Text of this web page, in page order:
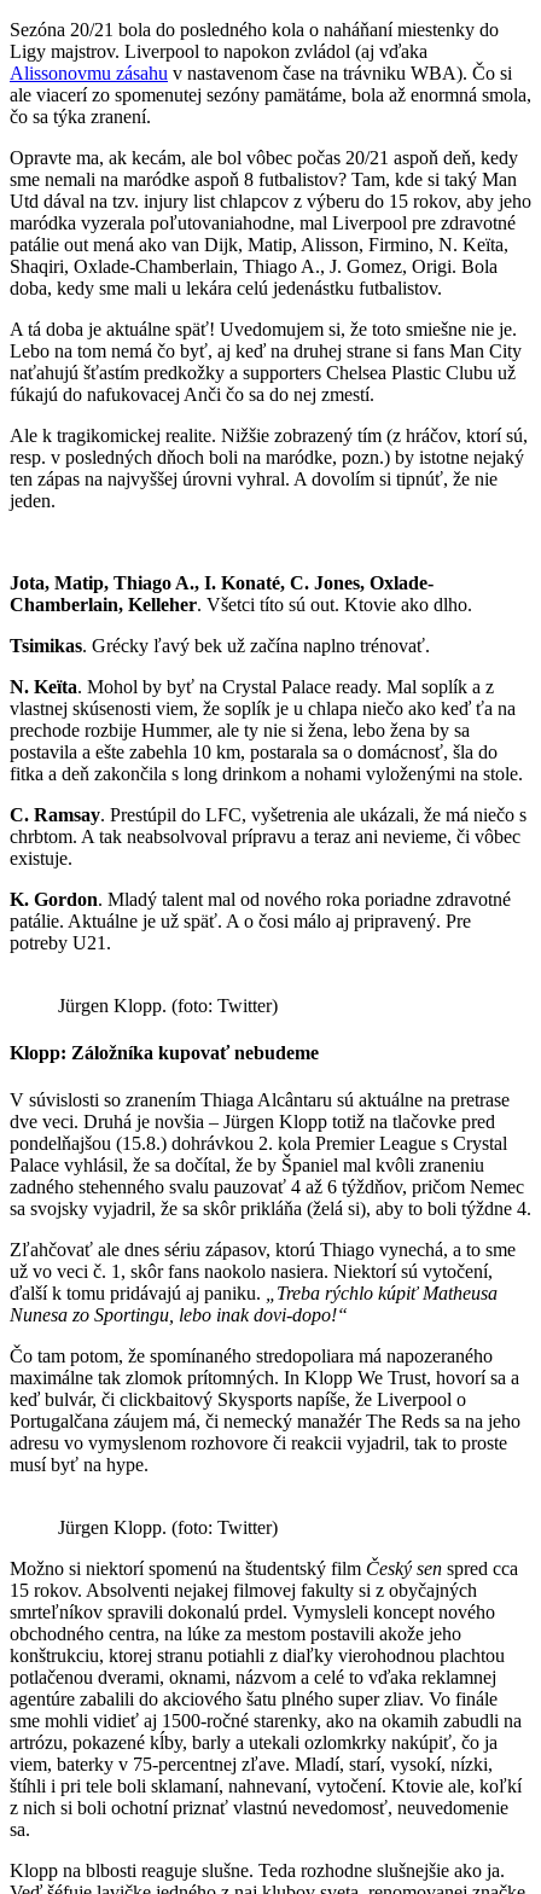
Sezóna 20/21 bola do posledného kola o naháňaní miestenky do
Ligy majstrov. Liverpool to napokon zvládol (aj vďaka
Alissonovmu zásahu v nastavenom čase na trávniku WBA). Čo si
ale viacerí zo spomenutej sezóny pamätáme, bola až enormná smola,
čo sa týka zranení.
Opravte ma, ak kecám, ale bol vôbec počas 20/21 aspoň deň, kedy
sme nemali na maródke aspoň 8 futbalistov? Tam, kde si taký Man
Utd dával na tzv. injury list chlapcov z výberu do 15 rokov, aby jeho
maródka vyzerala poľutovaniahodne, mal Liverpool pre zdravotné
patálie out mená ako van Dijk, Matip, Alisson, Firmino, N. Keïta,
Shaqiri, Oxlade-Chamberlain, Thiago A., J. Gomez, Origi. Bola
doba, kedy sme mali u lekára celú jedenástku futbalistov.
A tá doba je aktuálne späť! Uvedomujem si, že toto smiešne nie je.
Lebo na tom nemá čo byť, aj keď na druhej strane si fans Man City
naťahujú šťastím predkožky a supporters Chelsea Plastic Clubu už
fúkajú do nafukovacej Anči čo sa do nej zmestí.
Ale k tragikomickej realite. Nižšie zobrazený tím (z hráčov, ktorí sú,
resp. v posledných dňoch boli na maródke, pozn.) by istotne nejaký
ten zápas na najvyššej úrovni vyhral. A dovolím si tipnúť, že nie
jeden.
Jota, Matip, Thiago A., I. Konaté, C. Jones, Oxlade-
Chamberlain, Kelleher. Všetci títo sú out. Ktovie ako dlho.
Tsimikas. Grécky ľavý bek už začína naplno trénovať.
N. Keïta. Mohol by byť na Crystal Palace ready. Mal soplík a z
vlastnej skúsenosti viem, že soplík je u chlapa niečo ako keď ťa na
prechode rozbije Hummer, ale ty nie si žena, lebo žena by sa
postavila a ešte zabehla 10 km, postarala sa o domácnosť, šla do
fitka a deň zakončila s long drinkom a nohami vyloženými na stole.
C. Ramsay. Prestúpil do LFC, vyšetrenia ale ukázali, že má niečo s
chrbtom. A tak neabsolvoval prípravu a teraz ani nevieme, či vôbec
existuje.
K. Gordon. Mladý talent mal od nového roka poriadne zdravotné
patálie. Aktuálne je už späť. A o čosi málo aj pripravený. Pre
potreby U21.
Jürgen Klopp. (foto: Twitter)
Klopp: Záložníka kupovať nebudeme
V súvislosti so zranením Thiaga Alcântaru sú aktuálne na pretrase
dve veci. Druhá je novšia – Jürgen Klopp totiž na tlačovke pred
pondelňajšou (15.8.) dohrávkou 2. kola Premier League s Crystal
Palace vyhlásil, že sa dočítal, že by Španiel mal kvôli zraneniu
zadného stehenného svalu pauzovať 4 až 6 týždňov, pričom Nemec
sa svojsky vyjadril, že sa skôr prikláňa (želá si), aby to boli týždne 4.
Zľahčovať ale dnes sériu zápasov, ktorú Thiago vynechá, a to sme
už vo veci č. 1, skôr fans naokolo nasiera. Niektorí sú vytočení,
ďalší k tomu pridávajú aj paniku.
„Treba rýchlo kúpiť Matheusa
Nunesa zo Sportingu, lebo inak dovi-dopo!“
Čo tam potom, že spomínaného stredopoliara má napozeraného
maximálne tak zlomok prítomných. In Klopp We Trust, hovorí sa a
keď bulvár, či clickbaitový Skysports napíše, že Liverpool o
Portugalčana záujem má, či nemecký manažér The Reds sa na jeho
adresu vo vymyslenom rozhovore či reakcii vyjadril, tak to proste
musí byť na hype.
Jürgen Klopp. (foto: Twitter)
Možno si niektorí spomenú na študentský film Český sen spred cca
15 rokov. Absolventi nejakej filmovej fakulty si z obyčajných
smrteľníkov spravili dokonalú prdel. Vymysleli koncept nového
obchodného centra, na lúke za mestom postavili akože jeho
konštrukciu, ktorej stranu potiahli z diaľky vierohodnou plachtou
potlačenou dverami, oknami, názvom a celé to vďaka reklamnej
agentúre zabalili do akciového šatu plného super zliav. Vo finále
sme mohli vidieť aj 1500-ročné starenky, ako na okamih zabudli na
artrózu, pokazené kĺby, barly a utekali ozlomkrky nakúpiť, čo ja
viem, baterky v 75-percentnej zľave. Mladí, starí, vysokí, nízki,
štíhli i pri tele boli sklamaní, nahnevaní, vytočení. Ktovie ale, koľkí
z nich si boli ochotní priznať vlastnú nevedomosť, neuvedomenie
sa.
Klopp na blbosti reaguje slušne. Teda rozhodne slušnejšie ako ja.